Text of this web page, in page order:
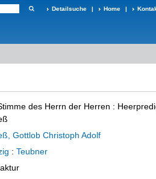
Detailsuche | Home |
des Herrn der Herren :
Gottlob Christoph Adolf
: Teubner